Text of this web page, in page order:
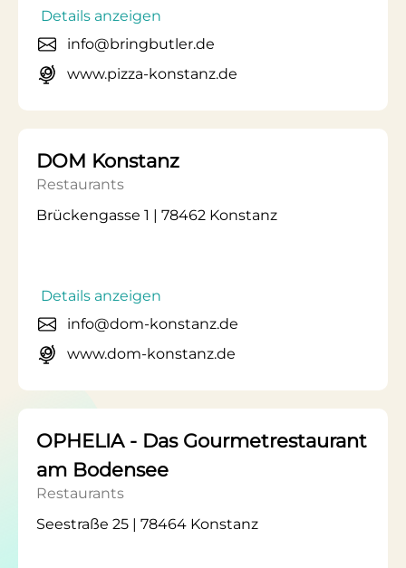
Details anzeigen
info@bringbutler.de
www.pizza-konstanz.de
DOM Konstanz
Restaurants
Brückengasse 1 | 78462 Konstanz
Details anzeigen
info@dom-konstanz.de
www.dom-konstanz.de
OPHELIA - Das Gourmetrestaurant
am Bodensee
Restaurants
Seestraße 25 | 78464 Konstanz